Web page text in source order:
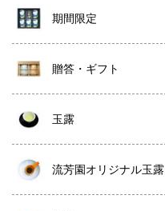
期間限定
贈答・ギフト
玉露
流芳園オリジナル玉露